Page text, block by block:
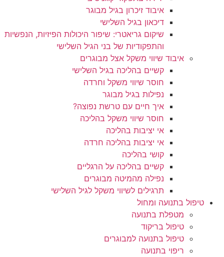
איבוד זיכרון בגיל מבוגר
דיכאון בגיל השלישי
שיקום גריאטרי: שיפור היכולות הפיזיות, הנפשיות
והתפקודיות של בני הגיל השלישי
איבוד שיווי משקל אצל מבוגרים
קשיים בהליכה בגיל השלישי
חוסר שיווי משקל וחרדה
נפילות בגיל מבוגר
איך חיים עם טרשת נפוצה?
חוסר שיווי משקל בהליכה
אי יציבות בהליכה
אי יציבות בהליכה חרדה
קושי בהליכה
קשיים בהליכה על הרגליים
נפילה מהמיטה מבוגרים
תרגילים לשיווי משקל לגיל השלישי
טיפול בתנועה ומחול
מטפלת בתנועה
טיפול בריקוד
טיפול בתנועה למבוגרים
ריפוי בתנועה